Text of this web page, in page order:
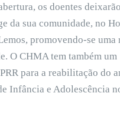
os doentes
da sua comunidade, no
promovendo-se uma
O CHMA tem também um
para a reabilitação do
Infância e Adolescência